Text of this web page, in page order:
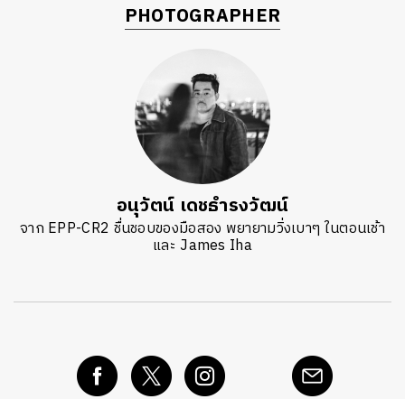
PHOTOGRAPHER
อนุวัตน์ เดชธำรงวัฒน์
จาก EPP-CR2 ชื่นชอบของมือสอง พยายามวิ่งเบาๆ ในตอนเช้า
และ James Iha